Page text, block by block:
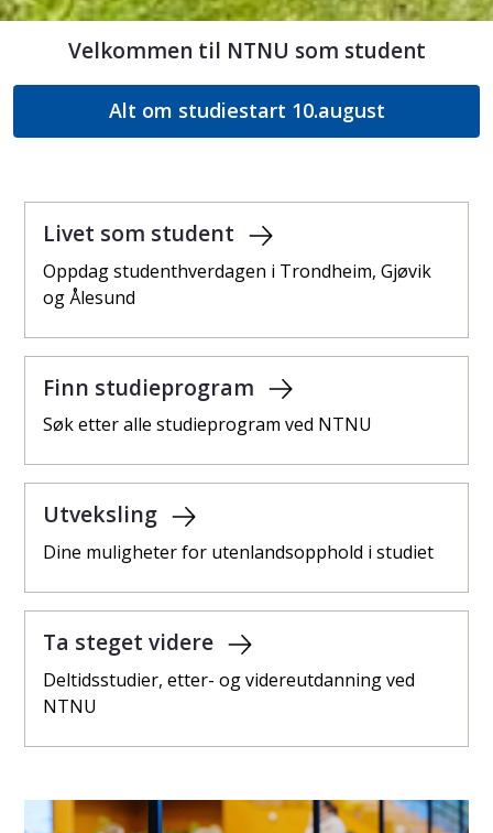
Velkommen til NTNU som student
Alt om studiestart 10.august
Livet som student
Oppdag studenthverdagen i Trondheim, Gjøvik
og Ålesund
Finn studieprogram
Søk etter alle studieprogram ved NTNU
Utveksling
Dine muligheter for utenlandsopphold i studiet
Ta steget videre
Deltidsstudier, etter- og videreutdanning ved
NTNU